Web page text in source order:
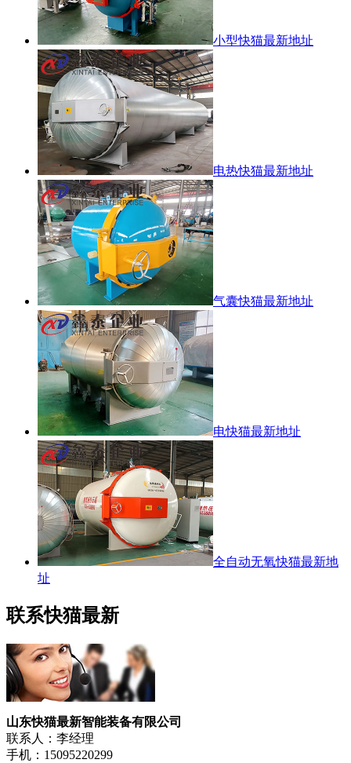
小型快猫最新地址
电热快猫最新地址
气囊快猫最新地址
电快猫最新地址
全自动无氧快猫最新地
址
联系快猫最新
山东快猫最新智能装备有限公司
联系人：李经理
手机：15095220299